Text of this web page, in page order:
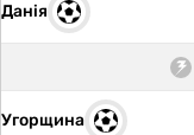
Данія
Угорщина